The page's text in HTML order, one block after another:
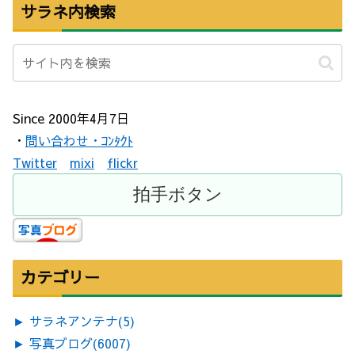
サラネ内検索
Since 2000年4月7日
・ 問い合わせ・ｺﾝﾀｸﾄ
Twitter
mixi flickr
カテゴリー
► サラネアンテナ(5)
► 写真ブログ(6007)